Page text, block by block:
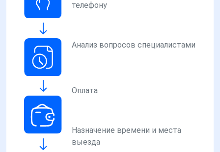
телефону
Анализ вопросов специалистами
Оплата
Назначение времени и места
выезда